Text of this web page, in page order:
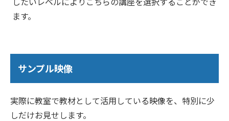
ます。
サンプル映像
実際に教室で教材として活用している映像を、特別に少
しだけお見せします。